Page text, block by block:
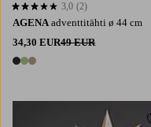
AGENA adventtitähti ø 44 cm
34,30 EUR49 EUR
3 värejä
3,0 perustuen 2 arvosanaan
3,0 (2)